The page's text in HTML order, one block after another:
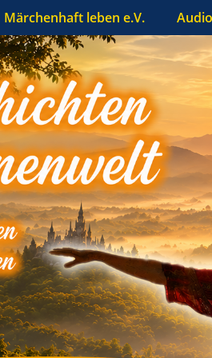
Märchenhaft leben e.V.